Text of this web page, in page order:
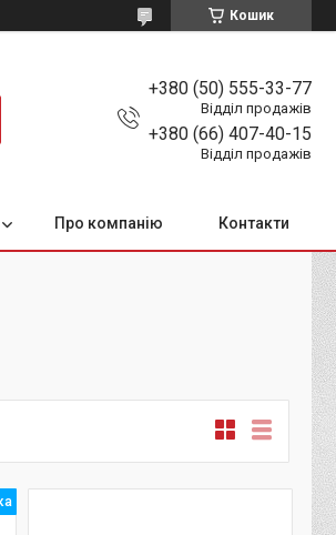
Кошик
+380 (50) 555-33-77
Відділ продажів
+380 (66) 407-40-15
Відділ продажів
Про компанію Контакти